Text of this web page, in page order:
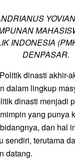
INDONESIA
DENPASAR.
dinasti akhir-
dalam lingkup
dinasti menjadi
yang punya
dan hal
sendiri, terutama
datang.